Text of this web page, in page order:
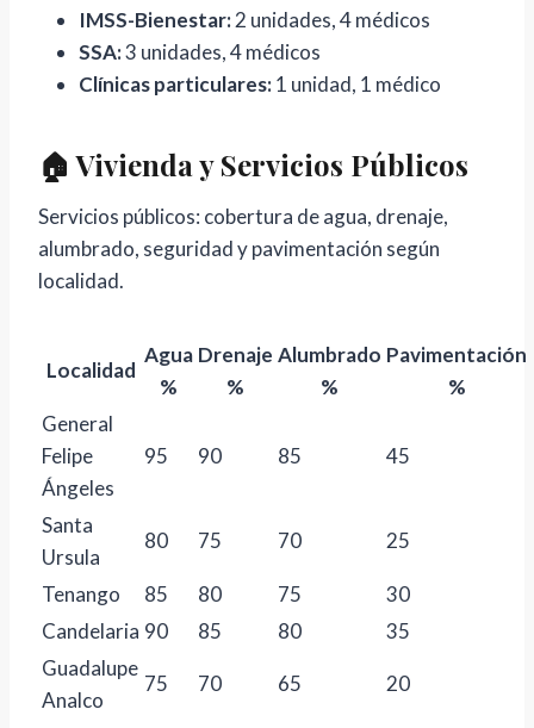
IMSS-Bienestar:2 unidades, 4 médicos
SSA:3 unidades, 4 médicos
Clínicas particulares:1 unidad, 1 médico
🏠 Vivienda y Servicios Públicos
Servicios públicos: cobertura de agua, drenaje,
alumbrado, seguridad y pavimentación según
localidad.
Localidad
Agua
%
Drenaje
%
Alumbrado
%
Pavimentación
%
General
Felipe
Ángeles
95 90 85 45
Santa
Ursula
80 75 70 25
Tenango 85 80 75
30
Candelaria 90 85 80
35
Guadalupe
Analco
75 70 65 20